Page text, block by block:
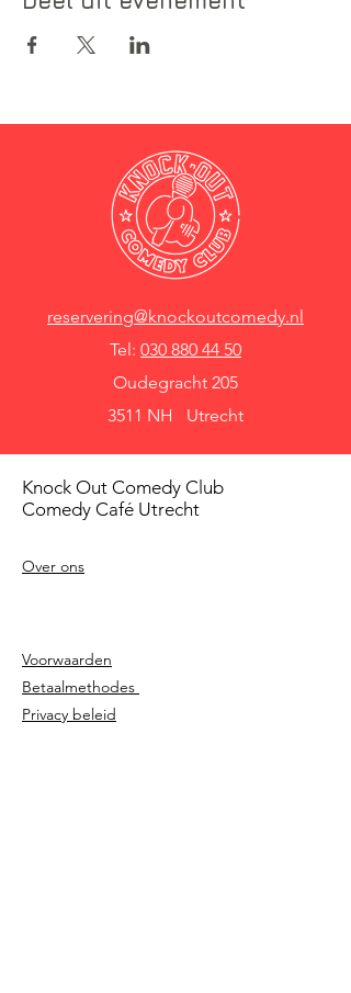
reservering@knockoutcomedy.nl
Tel: 030 880 44 50
Oudegracht 205
3511 NH Utrecht
Knock Out Comedy Club
Comedy Café Utrecht
Over ons
Voorwaarden
Betaalmethodes
Privacy beleid